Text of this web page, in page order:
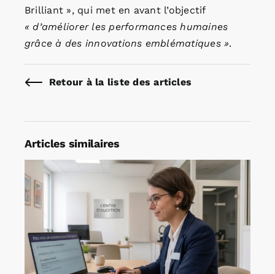
Brilliant », qui met en avant l’objectif
« d’améliorer les performances humaines
grâce à des innovations emblématiques ».
Retour à la liste des articles
Articles similaires